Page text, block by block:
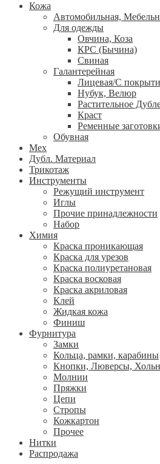
Кожа
Автомобильная,
Для одежды
Овчина, Коза
КРС (Бычина)
Свиная
Галантерейная
Лицевая/С
Нубук, Велюр
Растительное
Краст
Ременные
Обувная
Мех
Дубл. Материал
Трикотаж
Инструменты
Режущий инструмент
Иглы
Прочие принадлежности
Набор
Химия
Краска проникающая
Краска для урезов
Краска полиуретановая
Краска восковая
Краска акриловая
Клей
Жидкая кожа
Финиш
Фурнитура
Замки
Кольца, рамки, карабины
Кнопки, Люверсы,
Молнии
Пряжки
Цепи
Стропы
Кожкартон
Прочее
Нитки
Распродажа